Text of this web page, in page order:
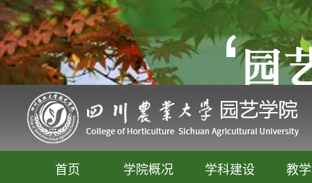
首页 学院概况 学科建设 教